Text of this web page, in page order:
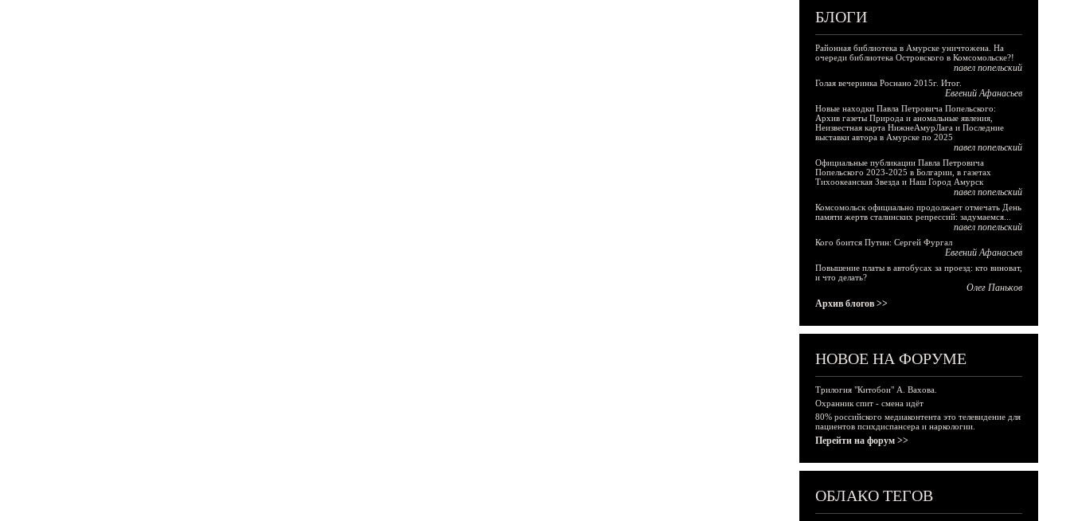
БЛОГИ
Районная библиотека в Амурске уничтожена. На
очереди библиотека Островского в Комсомольске?!
павел попельский
Голая вечеринка Роснано 2015г. Итог.
Евгений Афанасьев
Новые находки Павла Петровича Попельского:
Архив газеты Природа и аномальные явления,
Неизвестная карта НижнеАмурЛага и Последние
выставки автора в Амурске по 2025
павел попельский
Официальные публикации Павла Петровича
Попельского 2023-2025 в Болгарии, в газетах
Тихоокеанская Звезда и Наш Город Амурск
павел попельский
Комсомольск официально продолжает отмечать День
памяти жертв сталинских репрессий: задумаемся...
павел попельский
Кого боится Путин: Сергей Фургал
Евгений Афанасьев
Повышение платы в автобусах за проезд: кто виноват,
и что делать?
Олег Паньков
Архив блогов >>
НОВОЕ НА ФОРУМЕ
Трилогия "Китобои" А. Вахова.
Охранник спит - смена идёт
80% российского медиаконтента это телевидение для
пациентов психдиспансера и наркологии.
Перейти на форум >>
ОБЛАКО ТЕГОВ